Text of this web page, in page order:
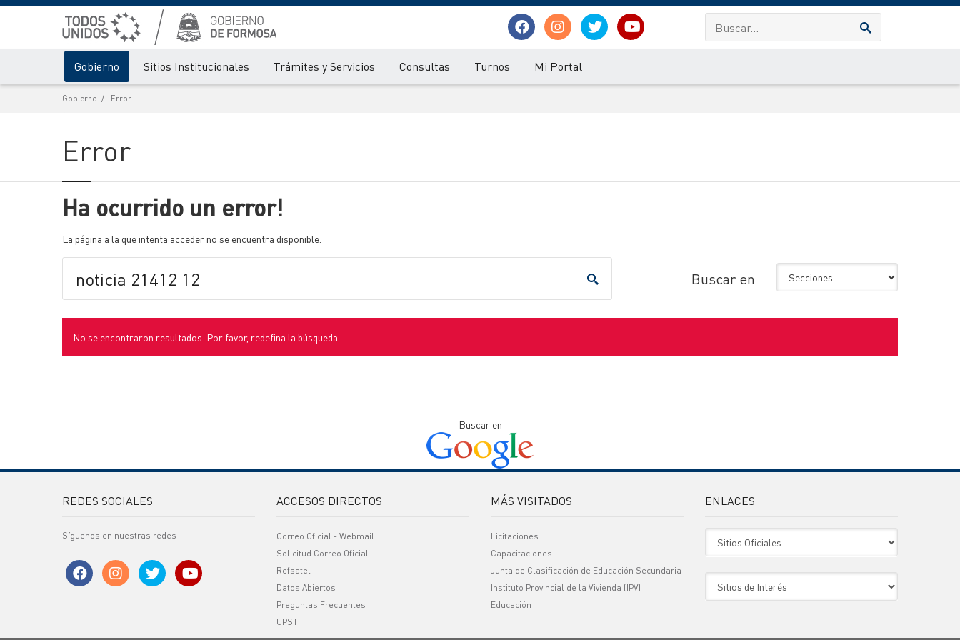
Gobierno Sitios Institucionales Trámites y Servicios Consultas Turnos Mi Portal
Gobierno Error
Error
Ha ocurrido un error!
La página a la que intenta acceder no se encuentra disponible.
Buscar en
No se encontraron resultados. Por favor, redefina la búsqueda.
Buscar en
REDES SOCIALES
Síguenos en nuestras redes
ACCESOS DIRECTOS
Correo Oficial - Webmail
Solicitud Correo Oficial
Refsatel
Datos Abiertos
Preguntas Frecuentes
UPSTI
MÁS VISITADOS
Licitaciones
Capacitaciones
Junta de Clasificación de Educación Secundaria
Instituto Provincial de la Vivienda (IPV)
Educación
ENLACES